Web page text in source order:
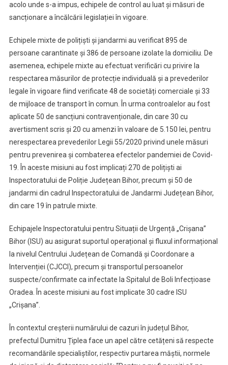
acolo unde s-a impus, echipele de control au luat și măsuri de
sancționare a încălcării legislației în vigoare.
Echipele mixte de polițiști și jandarmi au verificat 895 de
persoane carantinate și 386 de persoane izolate la domiciliu. De
asemenea, echipele mixte au efectuat verificări cu privire la
respectarea măsurilor de protecție individuală și a prevederilor
legale în vigoare fiind verificate 48 de societăți comerciale și 33
de mijloace de transport în comun. În urma controalelor au fost
aplicate 50 de sancțiuni contravenționale, din care 30 cu
avertisment scris și 20 cu amenzi în valoare de 5.150 lei, pentru
nerespectarea prevederilor Legii 55/2020 privind unele măsuri
pentru prevenirea și combaterea efectelor pandemiei de Covid-
19. În aceste misiuni au fost implicați 270 de polițiști ai
Inspectoratului de Poliție Județean Bihor, precum și 50 de
jandarmi din cadrul Inspectoratului de Jandarmi Județean Bihor,
din care 19 în patrule mixte.
Echipajele Inspectoratului pentru Situații de Urgență „Crișana”
Bihor (ISU) au asigurat suportul operațional și fluxul informațional
la nivelul Centrului Județean de Comandă și Coordonare a
Intervenției (CJCCI), precum și transportul persoanelor
suspecte/confirmate ca infectate la Spitalul de Boli Infecțioase
Oradea. În aceste misiuni au fost implicate 30 cadre ISU
„Crișana”.
În contextul creșterii numărului de cazuri în județul Bihor,
prefectul Dumitru Țiplea face un apel către cetățeni să respecte
recomandările specialiștilor, respectiv purtarea măștii, normele